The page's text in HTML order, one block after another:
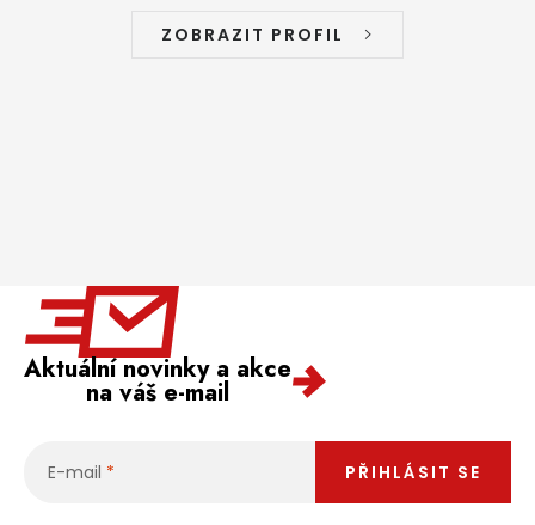
ZOBRAZIT PROFIL
Aktuální novinky a akce
na váš e-mail
E-mail PŘIHLÁSIT SE